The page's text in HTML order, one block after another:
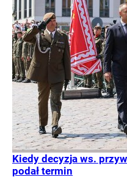
Kiedy decyzja ws.
podał termin